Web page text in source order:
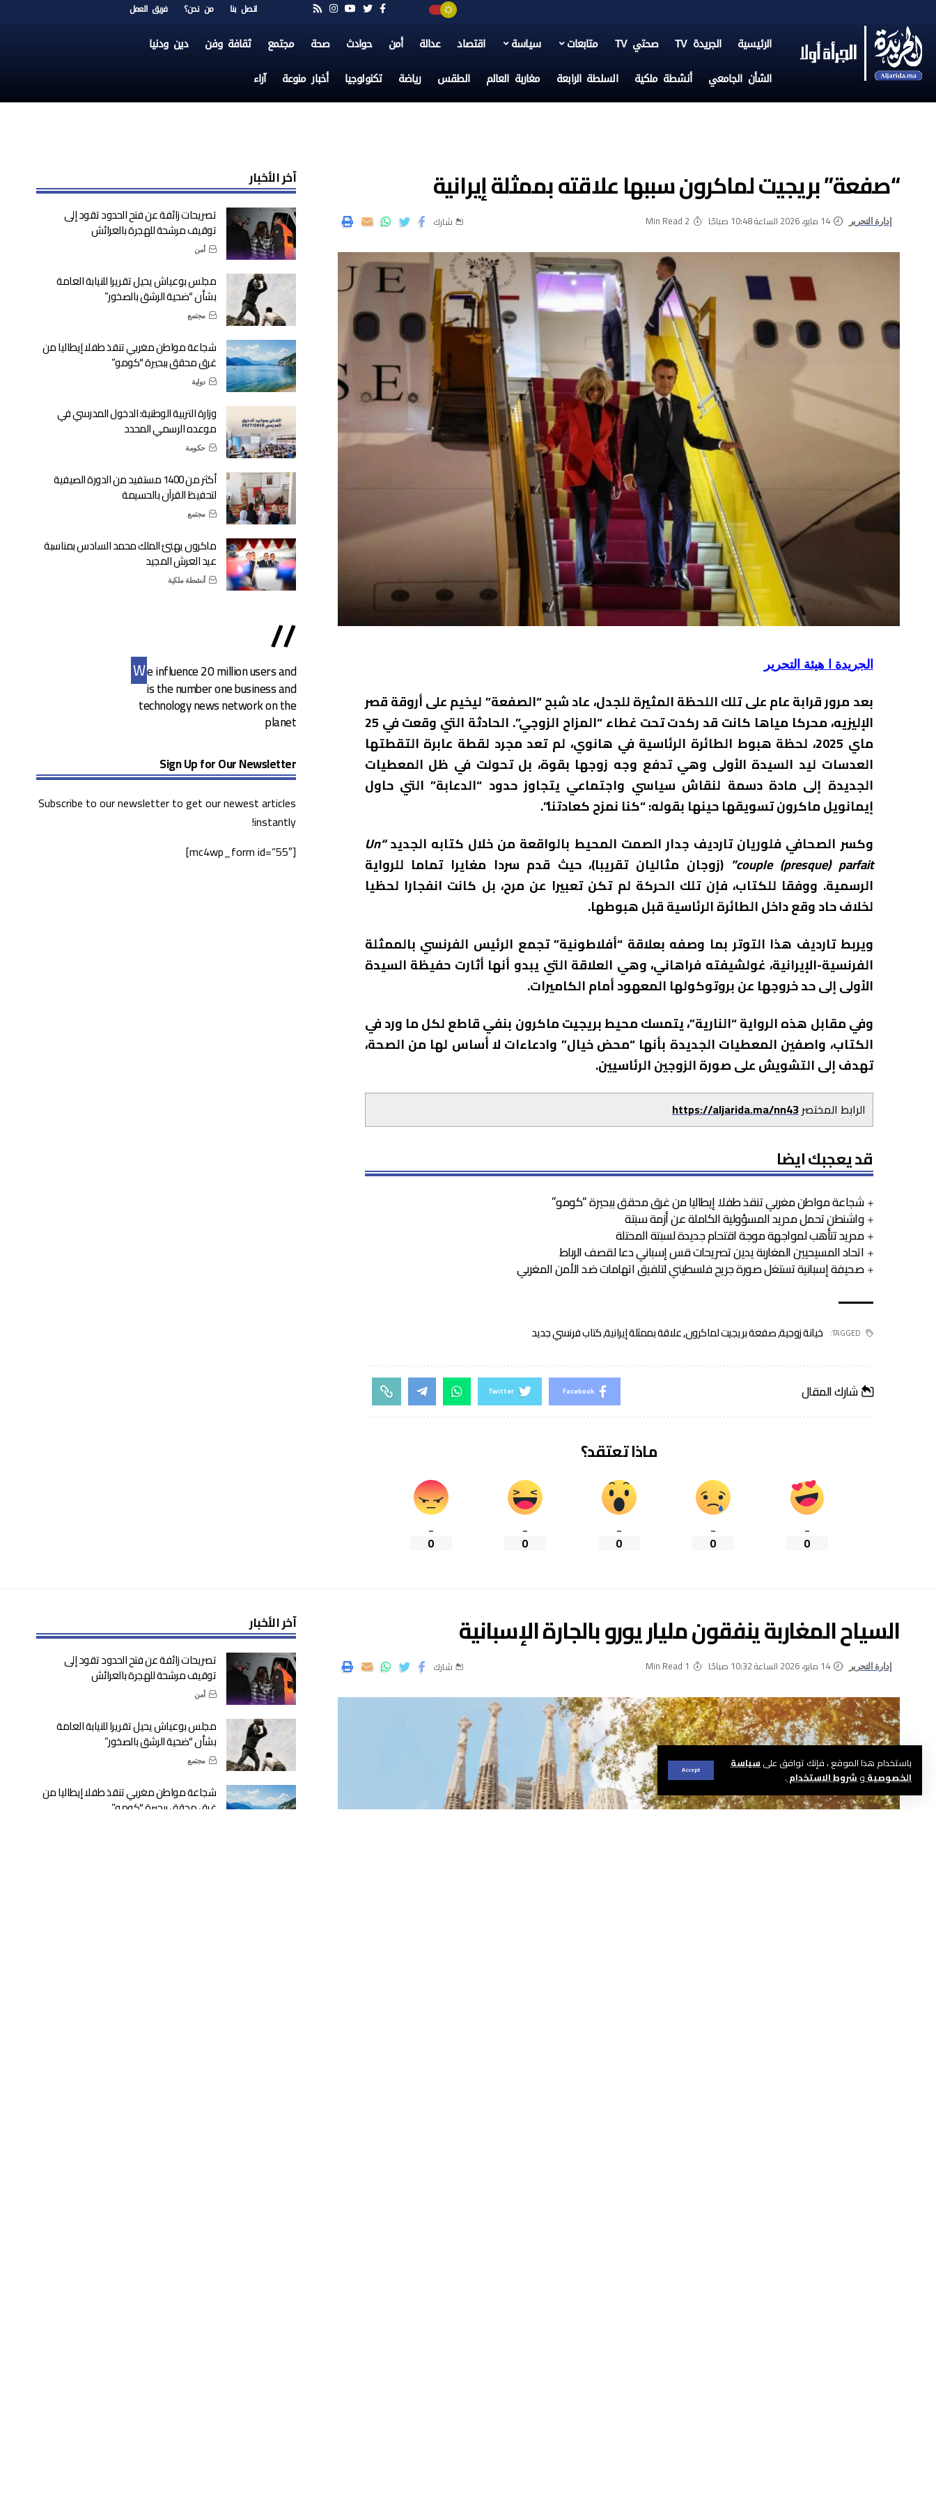
باستخدام هذا الموقع ، فإنك توافق علىسياسة
الخصوصيةوشروط الاستخدام.
Accept
اتصل بنا من نحن؟ فريق العمل
الرئيسية الجريدة TV صحتي TV متابعات سياسة اقتصاد عدالة أمن حوادث صحة مجتمع ثقافة وفن دين ودنيا
الشأن الجامعي أنشطة ملكية السلطة الرابعة مغاربة العالم الطقس رياضة تكنولوجيا أخبار منوعة آراء
“صفعة” بريجيت لماكرون سببها علاقته بممثلة إيرانية
إدارة التحرير 14 مايو، 2026 الساعة 10:48 صباحًا 2 Min Read شارك
الجريدة ا هيئة التحرير
بعد مرور قرابة عام على تلك اللحظة المثيرة للجدل، عاد شبح “الصفعة” ليخيم على أروقة قصر
الإليزيه، محركا مياها كانت قد ركدت تحت غطاء “المزاح الزوجي”. الحادثة التي وقعت في 25
ماي 2025، لحظة هبوط الطائرة الرئاسية في هانوي، لم تعد مجرد لقطة عابرة التقطتها
العدسات ليد السيدة الأولى وهي تدفع وجه زوجها بقوة، بل تحولت في ظل المعطيات
الجديدة إلى مادة دسمة لنقاش سياسي واجتماعي يتجاوز حدود “الدعابة” التي حاول
إيمانويل ماكرون تسويقها حينها بقوله: “كنا نمزح كعادتنا”.
وكسر الصحافي فلوريان تارديف جدار الصمت المحيط بالواقعة من خلال كتابه الجديد “Un
couple (presque) parfait” (زوجان مثاليان تقريبا)، حيث قدم سردا مغايرا تماما للرواية
الرسمية. ووفقا للكتاب، فإن تلك الحركة لم تكن تعبيرا عن مرح، بل كانت انفجارا لحظيا
لخلاف حاد وقع داخل الطائرة الرئاسية قبل هبوطها.
ويربط تارديف هذا التوتر بما وصفه بعلاقة “أفلاطونية” تجمع الرئيس الفرنسي بالممثلة
الفرنسية-الإيرانية، غولشيفته فراهاني، وهي العلاقة التي يبدو أنها أثارت حفيظة السيدة
الأولى إلى حد خروجها عن بروتوكولها المعهود أمام الكاميرات.
وفي مقابل هذه الرواية “النارية”، يتمسك محيط بريجيت ماكرون بنفي قاطع لكل ما ورد في
الكتاب، واصفين المعطيات الجديدة بأنها “محض خيال” وادعاءات لا أساس لها من الصحة،
تهدف إلى التشويش على صورة الزوجين الرئاسيين.
الرابط المختصرhttps://aljarida.ma/nn43
قد يعجبك ايضا
شجاعة مواطن مغربي تنقذ طفلا إيطاليا من غرق محقق ببحيرة “كومو”
واشنطن تحمل مدريد المسؤولية الكاملة عن أزمة سبتة
مدريد تتأهب لمواجهة موجة اقتحام جديدة لسبتة المحتلة
اتحاد المسيحيين المغاربة يدين تصريحات قس إسباني دعا لقصف الرباط
صحيفة إسبانية تستغل صورة جريح فلسطيني لتلفيق اتهامات ضد الأمن المغربي
TAGGED: خيانة زوجية,صفعة بريجيت لماكرون,علاقة بممثلة إيرانية,كتاب فرنسي جديد
شارك المقال Facebook
Twitter
ماذا تعتقد؟
_
0
_
0
_
0
_
0
_
0
آخر الأخبار
تصريحات زائفة عن فتح الحدود تقود إلى
توقيف مرشحة للهجرة بالعرائش
أمن
مجلس بوعياش يحيل تقريرا للنيابة العامة
بشأن “ضحية الرشق بالصخور”
مجتمع
شجاعة مواطن مغربي تنقذ طفلا إيطاليا من
غرق محقق ببحيرة “كومو”
دولية
وزارة التربية الوطنية: الدخول المدرسي في
موعده الرسمي المحدد
حكومة
أكثر من 1400 مستفيد من الدورة الصيفية
لتحفيظ القرآن بالحسيمة
مجتمع
ماكرون يهنئ الملك محمد السادس بمناسبة
عيد العرش المجيد
أنشطة ملكية
//
We influence 20 million users and
is the number one business and
technology news network on the
planet
Sign Up for Our Newsletter
Subscribe to our newsletter to get our newest articles
instantly!
[mc4wp_form id=”55″]
السياح المغاربة ينفقون مليار يورو بالجارة الإسبانية
إدارة التحرير 14 مايو، 2026 الساعة 10:32 صباحًا 1 Min Read شارك
آخر الأخبار
تصريحات زائفة عن فتح الحدود تقود إلى
توقيف مرشحة للهجرة بالعرائش
أمن
مجلس بوعياش يحيل تقريرا للنيابة العامة
بشأن “ضحية الرشق بالصخور”
مجتمع
شجاعة مواطن مغربي تنقذ طفلا إيطاليا من
غرق محقق ببحيرة “كومو”